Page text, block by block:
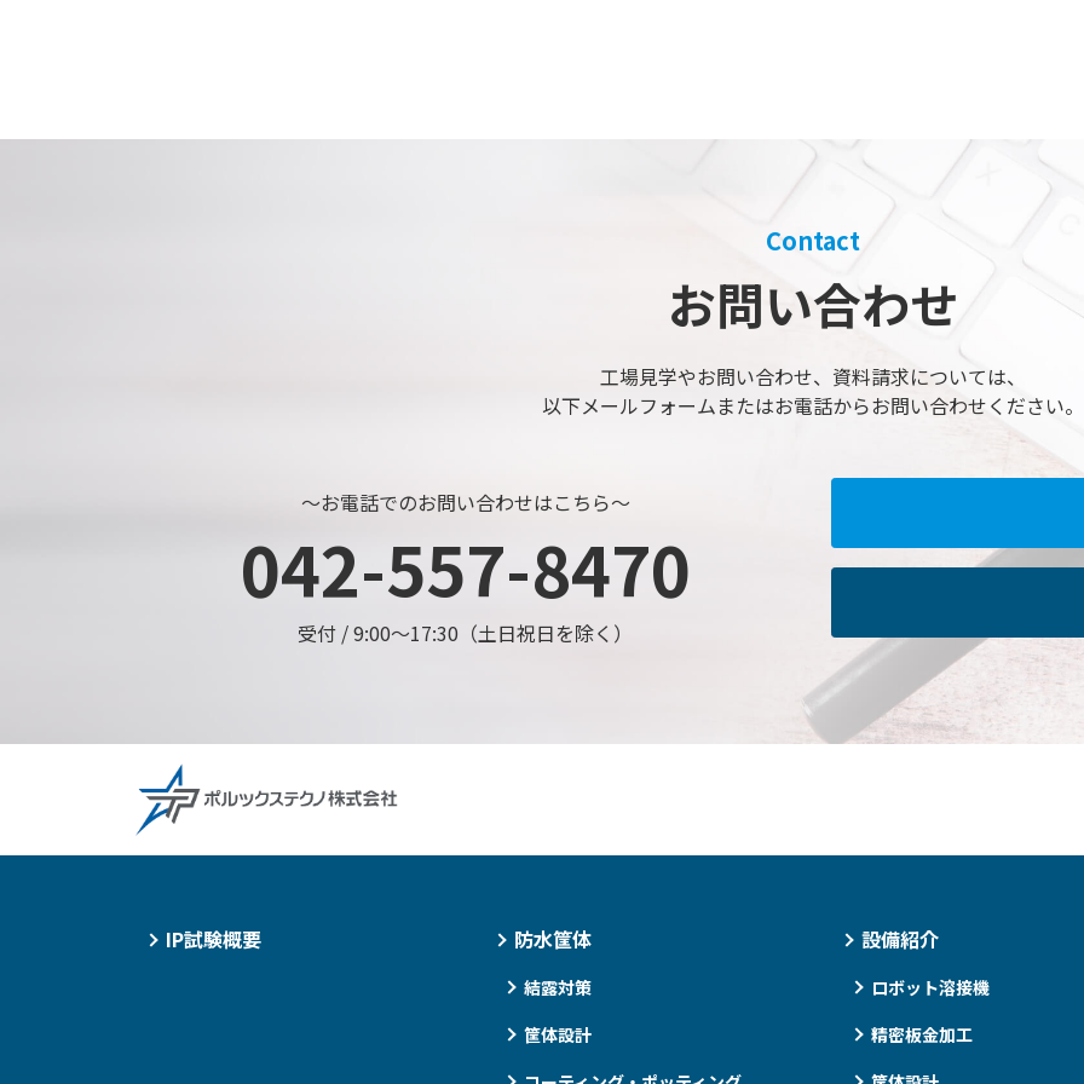
Contact
お問い合わせ
工場見学やお問い合わせ、 資料請求については、
以下メールフォームまたはお電話からお問い合わせください。
～お電話でのお問い合わせはこちら～
042-557-8470
受付 /9:00〜17:30（土日祝日を除く）
IP試験概要 防水筐体
結露対策
筐体設計
設備紹介
ロボット溶接機
精密板金加工